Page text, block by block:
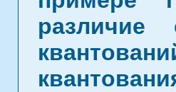
различие